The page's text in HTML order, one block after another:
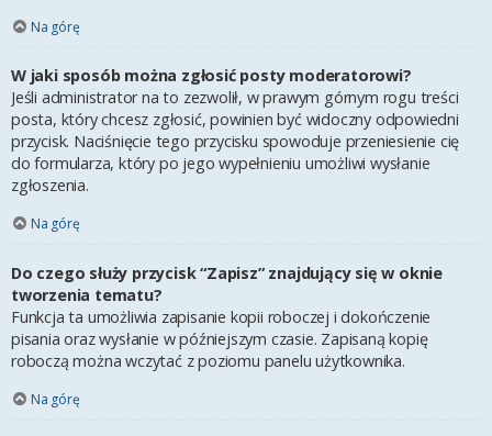
Na górę
W jaki sposób można zgłosić posty moderatorowi?
Jeśli administrator na to zezwolił, w prawym górnym rogu treści
posta, który chcesz zgłosić, powinien być widoczny odpowiedni
przycisk. Naciśnięcie tego przycisku spowoduje przeniesienie cię
do formularza, który po jego wypełnieniu umożliwi wysłanie
zgłoszenia.
Na górę
Do czego służy przycisk “Zapisz” znajdujący się w oknie
tworzenia tematu?
Funkcja ta umożliwia zapisanie kopii roboczej i dokończenie
pisania oraz wysłanie w późniejszym czasie. Zapisaną kopię
roboczą można wczytać z poziomu panelu użytkownika.
Na górę